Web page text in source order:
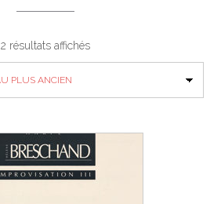
2 résultats affichésTrié
du
ancien